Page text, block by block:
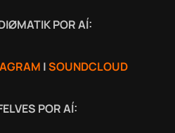
POR AÍ:
|SOUNDCLOUD
POR AÍ: